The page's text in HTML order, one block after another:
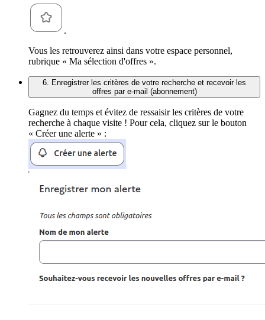
.
Vous les retrouverez ainsi dans votre espace personnel,
rubrique « Ma sélection d'offres ».
6. Enregistrer les critères de votre recherche et recevoir les
offres par e-mail (abonnement)
Gagnez du temps et évitez de ressaisir les critères de votre
recherche à chaque visite ! Pour cela, cliquez sur le bouton
« Créer une alerte » :